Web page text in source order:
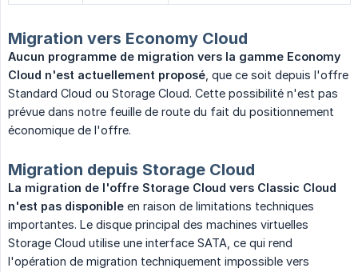
Migration vers Economy Cloud
Aucun programme de migration vers la gamme Economy
Cloud n'est actuellement proposé , que ce soit depuis l'offre
Standard Cloud ou Storage Cloud. Cette possibilité n'est pas
prévue dans notre feuille de route du fait du positionnement
économique de l'offre.
Migration depuis Storage Cloud
La migration de l'offre Storage Cloud vers Classic Cloud
n'est pas disponible en raison de limitations techniques
importantes. Le disque principal des machines virtuelles
Storage Cloud utilise une interface SATA, ce qui rend
l'opération de migration techniquement impossible vers